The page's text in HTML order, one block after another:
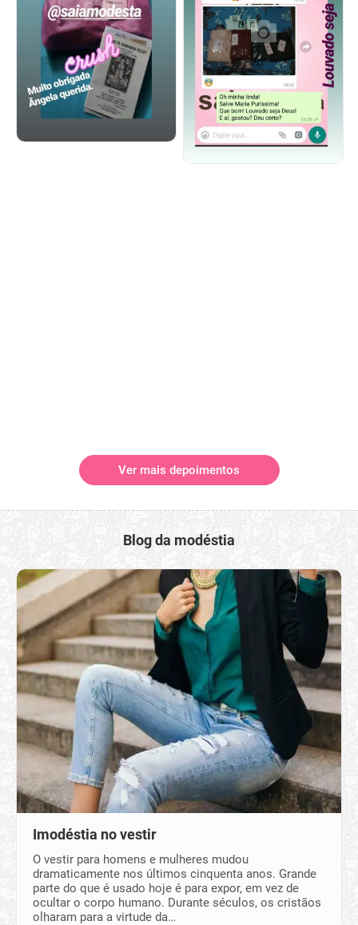
Ver mais depoimentos
Blog da modéstia
Imodéstia no vestir
O vestir para homens e mulheres mudou
dramaticamente nos últimos cinquenta anos. Grande
parte do que é usado hoje é para expor, em vez de
ocultar o corpo humano. Durante séculos, os cristãos
olharam para a virtude da…